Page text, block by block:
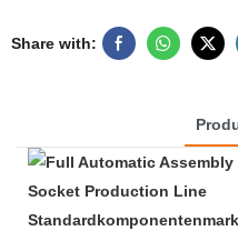
Share with: